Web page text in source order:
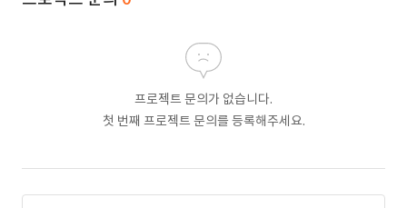
프로젝트 문의가 없습니다.
첫 번째 프로젝트 문의를 등록해주세요.